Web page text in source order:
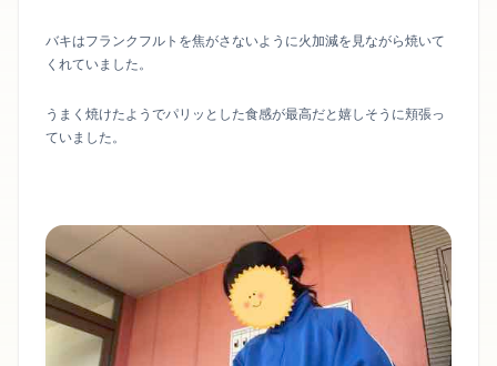
バキはフランクフルトを焦がさないように火加減を見ながら焼いて
くれていました。
うまく焼けたようでパリッとした食感が最高だと嬉しそうに頬張っ
ていました。